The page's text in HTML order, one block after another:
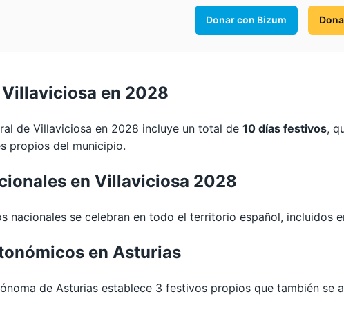
Donar con Bizum
en 2028
de Villaviciosa en 2028 incluye un total de 10 días festivos,
propios del municipio.
en Villaviciosa 2028
nacionales se celebran en todo el territorio español, incluidos
en Asturias
de Asturias establece 3 festivos propios que también se